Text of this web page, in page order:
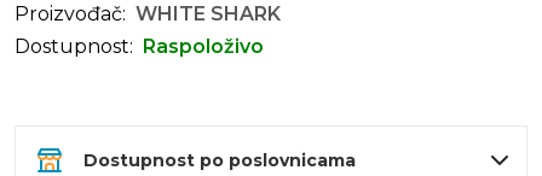
Proizvođač: WHITE SHARK
Dostupnost:
Raspoloživo
Dostupnost po poslovnicama